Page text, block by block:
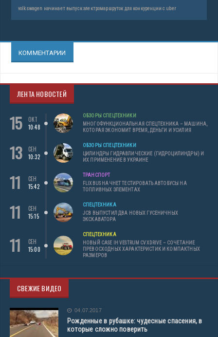
volkswagen начинает выпуск электромаршруток для конкуренции с uber
КОММЕНТАРИИ
ЛЕНТА НОВОСТЕЙ
15
ОКТ
10:48
ОБЗОРЫ СПЕЦТЕХНИКИ
МНОГОФУНКЦИОНАЛЬНАЯ СПЕЦТЕХНИКА – МАШИНА,
КОТОРАЯ ЭКОНОМИТ ВРЕМЯ, ДЕНЬГИ И УСИЛИЯ
13
СЕН
10:32
ОБЗОРЫ СПЕЦТЕХНИКИ
ЦИЛИНДРЫ ГИДРАВЛИЧЕСКИЕ (ГИДРОЦИЛИНДРЫ) И
ИХ ПРИМЕНЕНИЕ В УКРАИНЕ
11
СЕН
15:42
ТРАНСПОРТ
FLIXBUS НАЧНЕТ ТЕСТИРОВАТЬ АВТОБУСЫ НА
ТОПЛИВНЫХ ЭЛЕМЕНТАХ
11
СЕН
15:15
СПЕЦТЕХНИКА
JCB ВЫПУСТИЛ ДВА НОВЫХ ГУСЕНИЧНЫХ
ЭКСКАВАТОРА
11
СЕН
15:00
СПЕЦТЕХНИКА
НОВЫЙ CASE IH VESTRUM CVXDRIVE – СОЧЕТАНИЕ
ПРЕВОСХОДНЫХ ХАРАКТЕРИСТИК И КОМПАКТНЫХ
РАЗМЕРОВ
СВЕЖИЕ ВИДЕО
04.07.2017
Рожденные в рубашке: чудесные спасения, в
которые сложно поверить